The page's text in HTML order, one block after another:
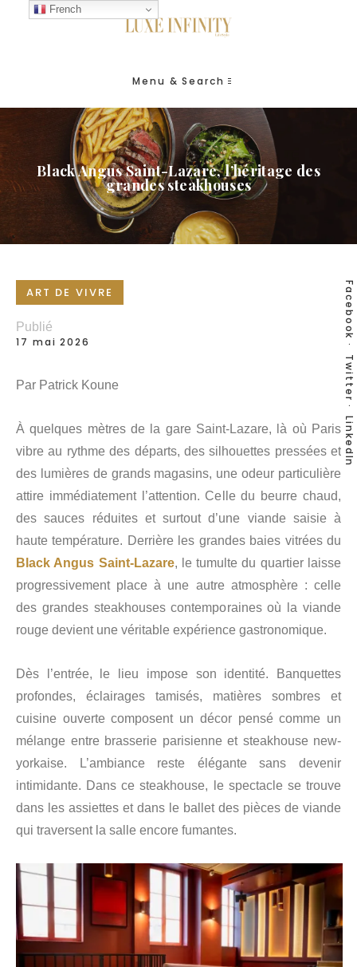
Menu & Search
Black Angus Saint-Lazare, l’héritage des
grandes steakhouses
Facebook
Twitter
LinkedIn
ART DE VIVRE
Publié
17 mai 2026
Par Patrick Koune
À quelques mètres de la gare Saint-Lazare, là où Paris
vibre au rythme des départs, des silhouettes pressées et
des lumières de grands magasins, une odeur particulière
attire immédiatement l’attention. Celle du beurre chaud,
des sauces réduites et surtout d’une viande saisie à
haute température. Derrière les grandes baies vitrées du
Black Angus Saint-Lazare, le tumulte du quartier laisse
progressivement place à une autre atmosphère : celle
des grandes steakhouses contemporaines où la viande
rouge devient une véritable expérience gastronomique.
Dès l’entrée, le lieu impose son identité. Banquettes
profondes, éclairages tamisés, matières sombres et
cuisine ouverte composent un décor pensé comme un
mélange entre brasserie parisienne et steakhouse new-
yorkaise. L’ambiance reste élégante sans devenir
intimidante. Dans ce steakhouse, le spectacle se trouve
dans les assiettes et dans le ballet des pièces de viande
qui traversent la salle encore fumantes.
French